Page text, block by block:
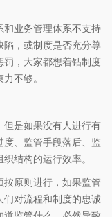
和业务管理体系不支持
，或制度是否充分尊
罚，大家都想着钻制度
不够。
但是如果没有人进行有
、监管手段落后、监
结构的运行效率。
原则进行，如果监管
对流程和制度的忠诚